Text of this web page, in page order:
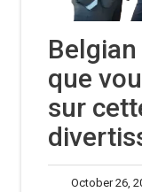
Belgian
que
sur
October 26,